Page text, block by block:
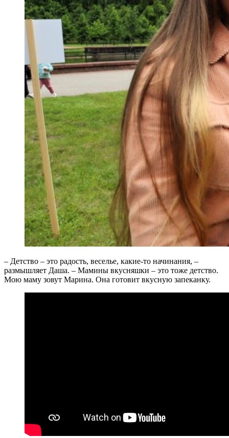
– Детство – это радость, веселье, какие-то начинания, –
размышляет Даша. – Мамины вкусняшки – это тоже детство.
Мою маму зовут Марина. Она готовит вкусную запеканку.